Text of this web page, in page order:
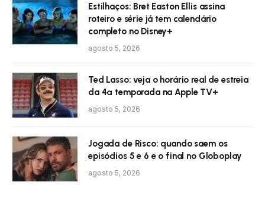
Estilhaços: Bret Easton Ellis assina
roteiro e série já tem calendário
completo no Disney+
agosto 5, 2026
Ted Lasso: veja o horário real de estreia
da 4ª temporada na Apple TV+
agosto 5, 2026
Jogada de Risco: quando saem os
episódios 5 e 6 e o final no Globoplay
agosto 5, 2026